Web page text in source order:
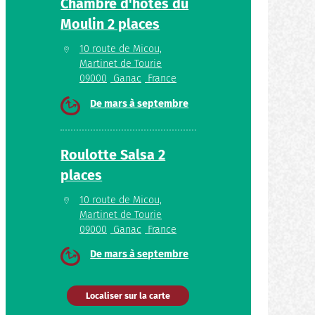
Chambre d'hôtes du
Moulin 2 places
10 route de Micou,
Martinet de Tourie
09000
Ganac France
De mars à septembre
Roulotte Salsa 2
places
10 route de Micou,
Martinet de Tourie
09000
Ganac France
De mars à septembre
Localiser sur la carte